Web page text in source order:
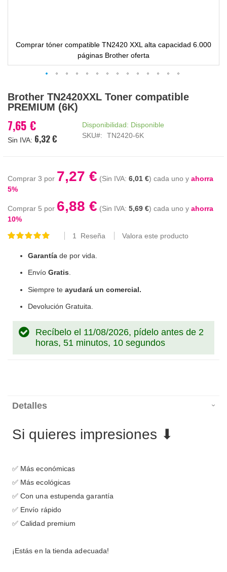
Comprar tóner compatible TN2420 XXL alta capacidad 6.000
páginas Brother oferta
al
comienzo
la
galería
Brother TN2420XXL Toner compatible
PREMIUM (6K)
7,65 €
6,32 €
Disponibilidad: Disponible
SKU
TN2420-6K
Comprar 3 por 7,27 € 6,01 € cada uno y ahorra
5%
Comprar 5 por 6,88 € 5,69 € cada uno y ahorra
10%
Valoración:
1 Reseña Valora este producto
Garantía de por vida.
Envío Gratis.
Siempre te ayudará un comercial.
Devolución Gratuita.
Recíbelo el 11/08/2026, pídelo antes de 2
horas, 51 minutos, 10 segundos
Detalles
Si quieres impresiones ⬇
✅ Más económicas
✅ Más ecológicas
✅ Con una estupenda garantía
✅ Envío rápido
✅ Calidad premium
¡Estás en la tienda adecuada!